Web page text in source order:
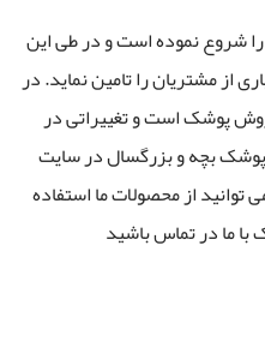
فعالیت خود را شروع نموده است و در طی این
از مشتریان را تامین نماید. در
پوشک است و تغییراتی در
پوشک بچه و بزرگسال در سایت
از محصولات ما استفاده
ما در تماس باشید